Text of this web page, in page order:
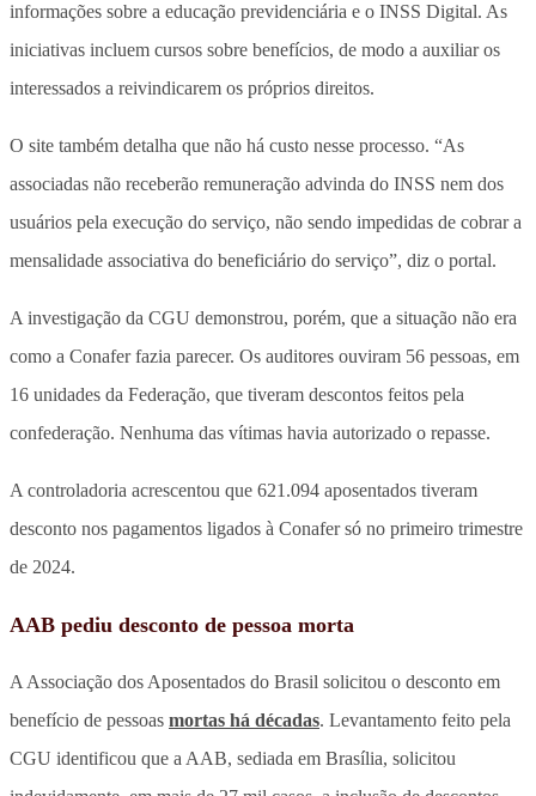
informações sobre a educação previdenciária e o INSS Digital. As
iniciativas incluem cursos sobre benefícios, de modo a auxiliar os
interessados a reivindicarem os próprios direitos.
O site também detalha que não há custo nesse processo. “As
associadas não receberão remuneração advinda do INSS nem dos
usuários pela execução do serviço, não sendo impedidas de cobrar a
mensalidade associativa do beneficiário do serviço”, diz o portal.
A investigação da CGU demonstrou, porém, que a situação não era
como a Conafer fazia parecer. Os auditores ouviram 56 pessoas, em
16 unidades da Federação, que tiveram descontos feitos pela
confederação. Nenhuma das vítimas havia autorizado o repasse.
A controladoria acrescentou que 621.094 aposentados tiveram
desconto nos pagamentos ligados à Conafer só no primeiro trimestre
de 2024.
AAB pediu desconto de pessoa morta
A Associação dos Aposentados do Brasil solicitou o desconto em
benefício de pessoas mortas há décadas. Levantamento feito pela
CGU identificou que a AAB, sediada em Brasília, solicitou